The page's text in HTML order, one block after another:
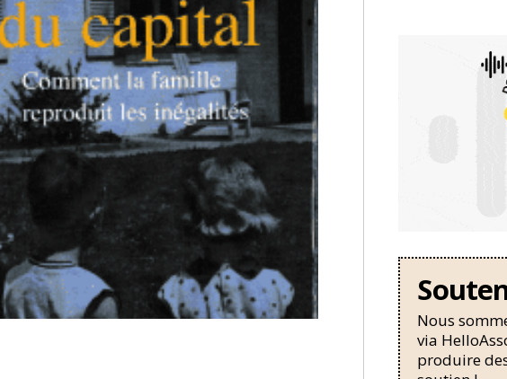
Nous
via
produire